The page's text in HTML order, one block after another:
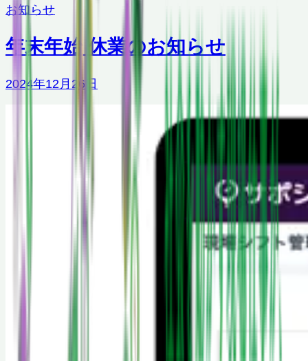
お知らせ
年末年始 休業のお知らせ
2024年12月26日